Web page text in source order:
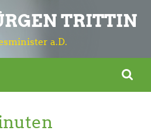
TRITTIN
a.D.